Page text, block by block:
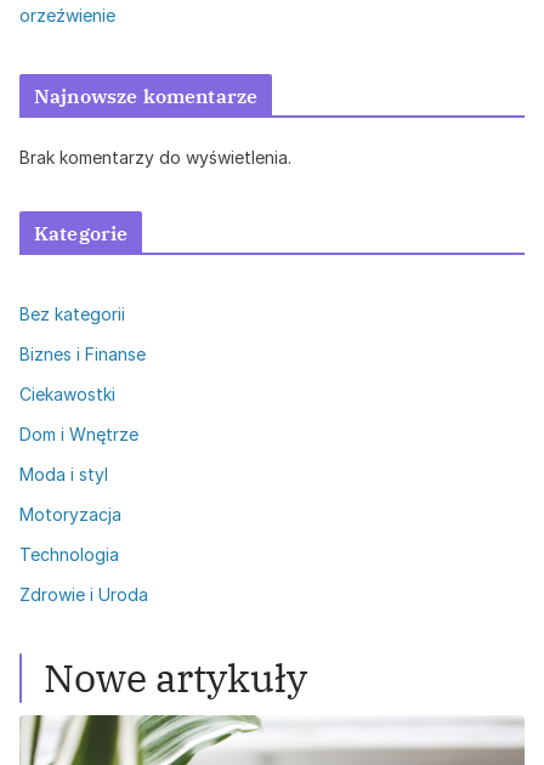
orzeźwienie
Najnowsze komentarze
Brak komentarzy do wyświetlenia.
Kategorie
Bez kategorii
Biznes i Finanse
Ciekawostki
Dom i Wnętrze
Moda i styl
Motoryzacja
Technologia
Zdrowie i Uroda
Nowe artykuły